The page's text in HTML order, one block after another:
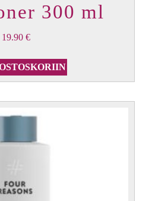
300 ml
19.90 €